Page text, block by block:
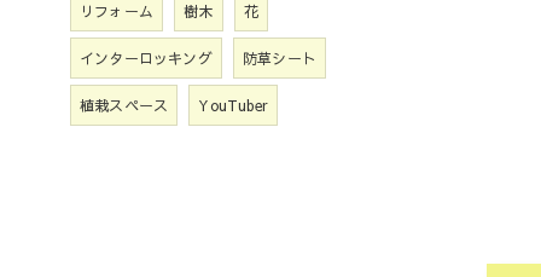
リフォーム 樹木 花
インターロッキング 防草シート
植栽スペース YouTuber